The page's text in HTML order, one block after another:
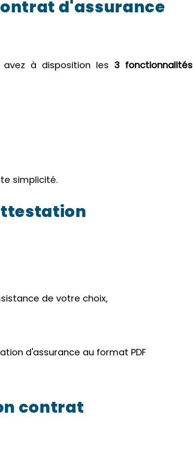
d'assurance
à disposition les 3 fonctionnalités
simplicité.
de votre choix,
d'assurance au format PDF
contrat